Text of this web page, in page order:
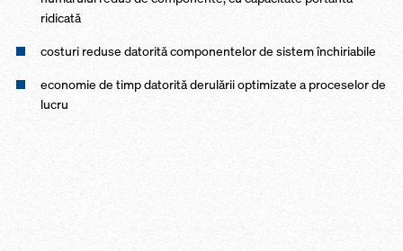
ridicată
costuri reduse datorită componentelor de sistem închiriabile
economie de timp datorită derulării optimizate a proceselor de
lucru